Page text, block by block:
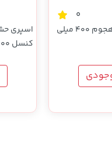
0
اسپری حشره کش هجوم 400 میلی
کنسل 400 میلی لیتری